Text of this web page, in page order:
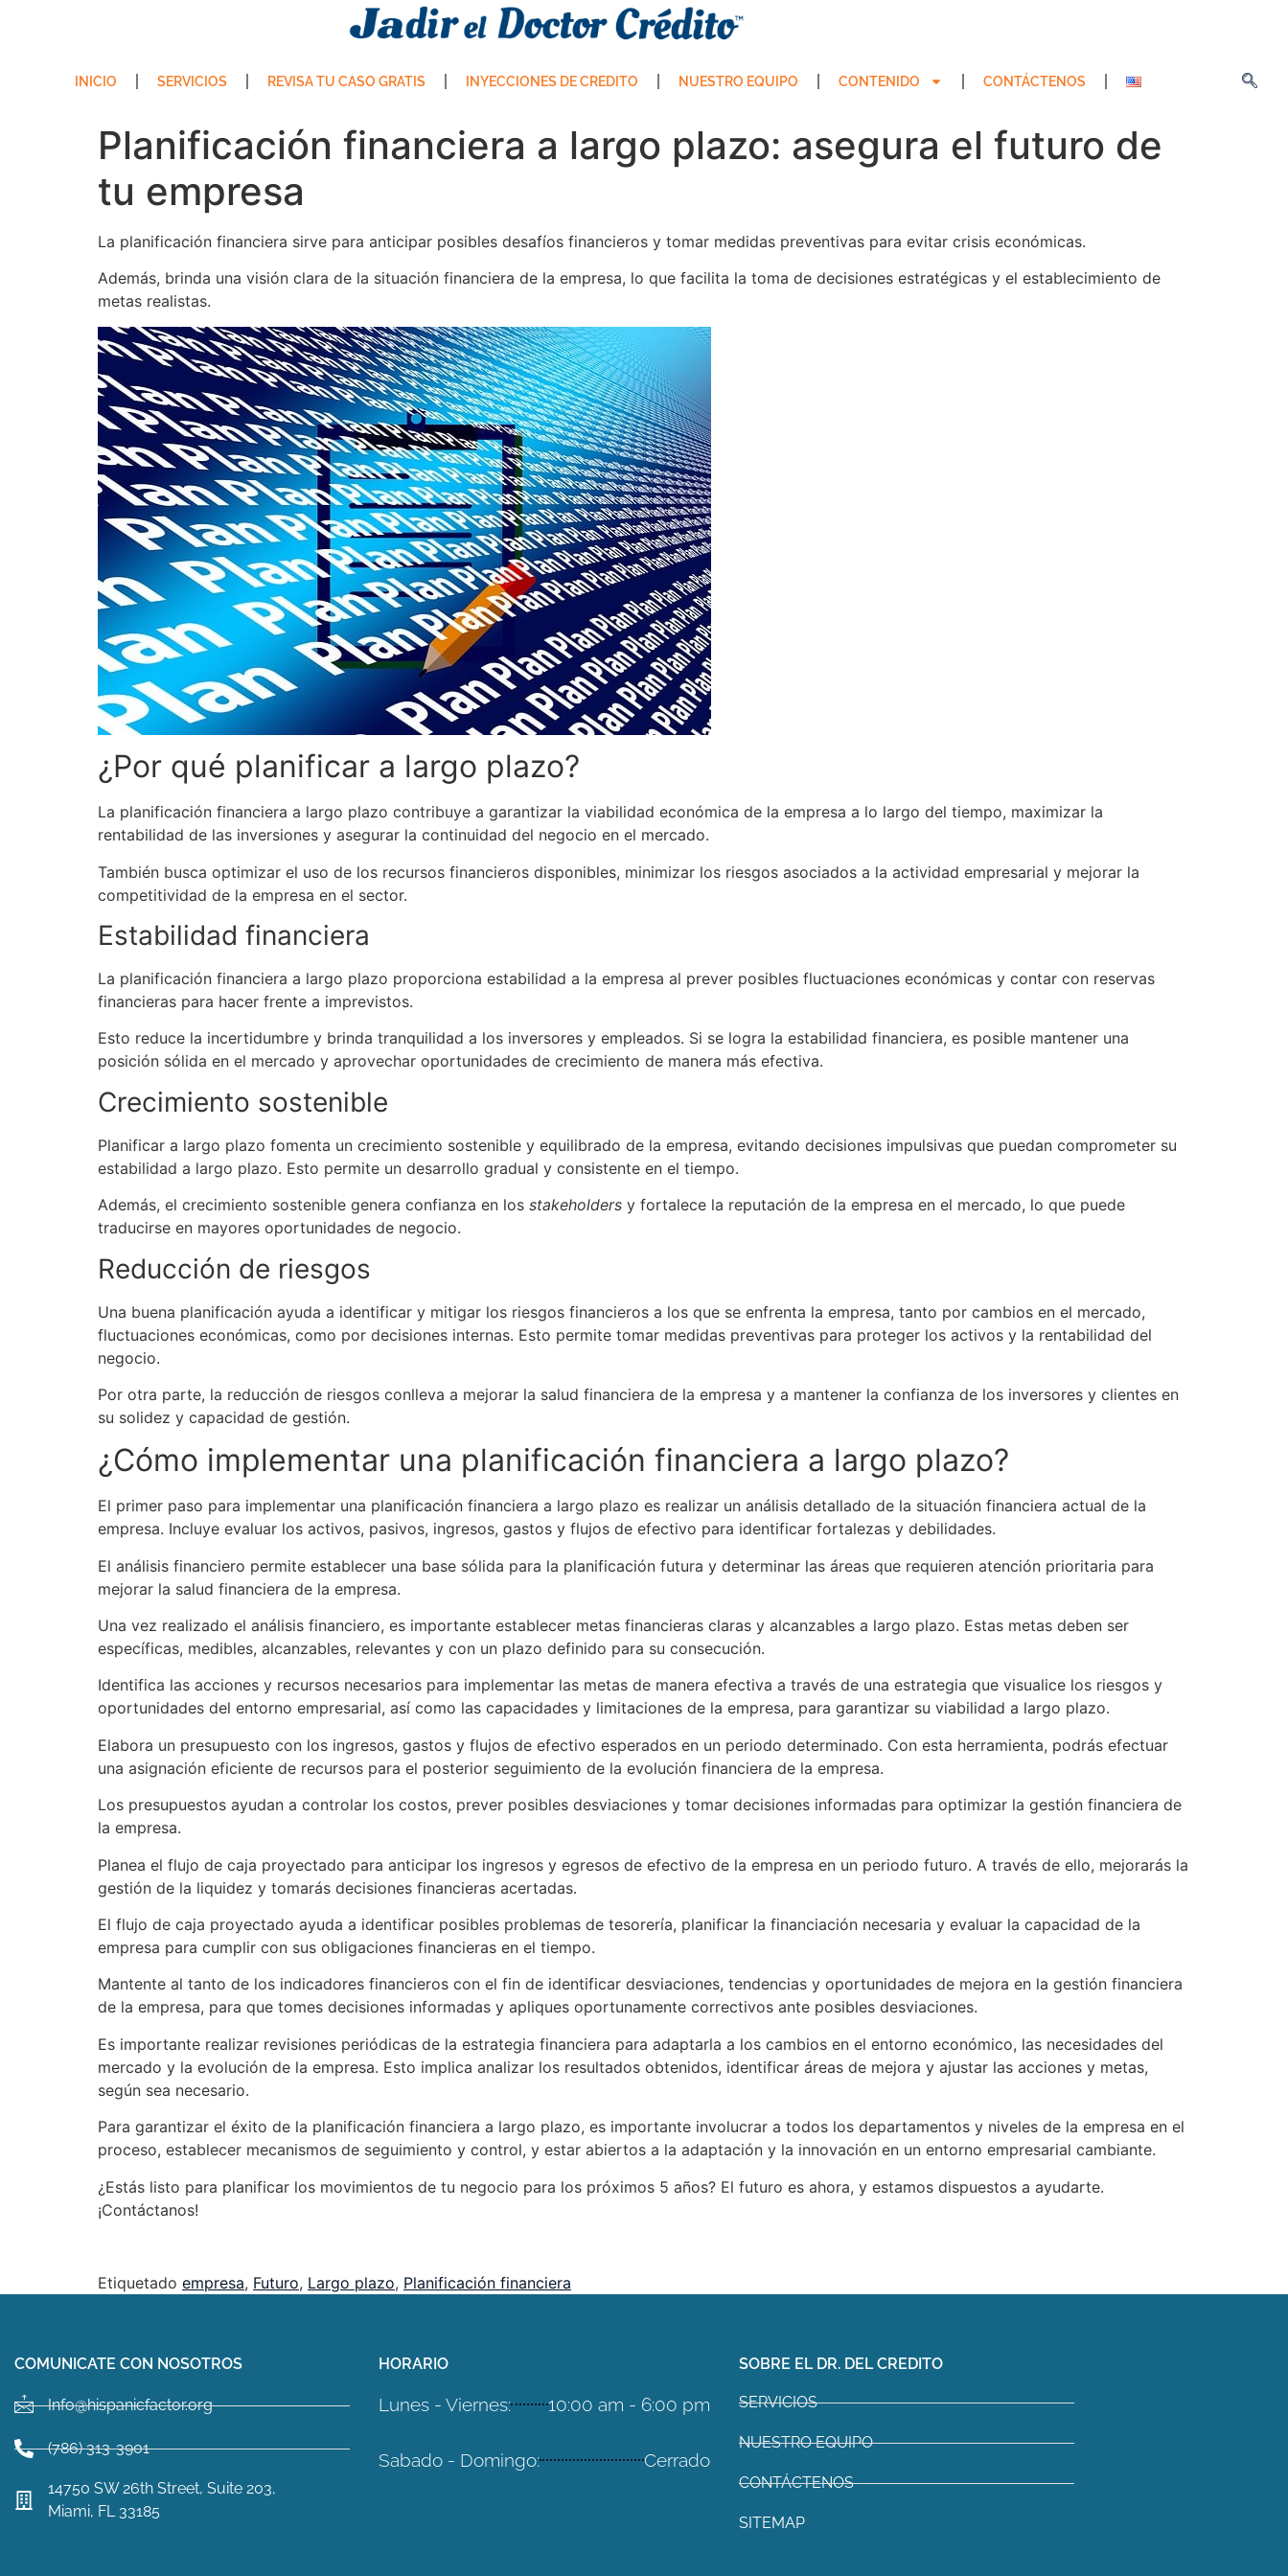
INICIO SERVICIOS REVISA TU CASO GRATIS INYECCIONES DE CREDITO NUESTRO EQUIPO CONTENIDO CONTÁCTENOS
Planificación financiera a largo plazo: asegura el futuro de
tu empresa
La planificación financiera sirve para anticipar posibles desafíos financieros y tomar medidas preventivas para evitar crisis económicas.
Además, brinda una visión clara de la situación financiera de la empresa, lo que facilita la toma de decisiones estratégicas y el establecimiento de
metas realistas.
¿Por qué planificar a largo plazo?
La planificación financiera a largo plazo contribuye a garantizar la viabilidad económica de la empresa a lo largo del tiempo, maximizar la
rentabilidad de las inversiones y asegurar la continuidad del negocio en el mercado.
También busca optimizar el uso de los recursos financieros disponibles, minimizar los riesgos asociados a la actividad empresarial y mejorar la
competitividad de la empresa en el sector.
Estabilidad financiera
La planificación financiera a largo plazo proporciona estabilidad a la empresa al prever posibles fluctuaciones económicas y contar con reservas
financieras para hacer frente a imprevistos.
Esto reduce la incertidumbre y brinda tranquilidad a los inversores y empleados. Si se logra la estabilidad financiera, es posible mantener una
posición sólida en el mercado y aprovechar oportunidades de crecimiento de manera más efectiva.
Crecimiento sostenible
Planificar a largo plazo fomenta un crecimiento sostenible y equilibrado de la empresa, evitando decisiones impulsivas que puedan comprometer su
estabilidad a largo plazo. Esto permite un desarrollo gradual y consistente en el tiempo.
Además, el crecimiento sostenible genera confianza en los stakeholders y fortalece la reputación de la empresa en el mercado, lo que puede
traducirse en mayores oportunidades de negocio.
Reducción de riesgos
Una buena planificación ayuda a identificar y mitigar los riesgos financieros a los que se enfrenta la empresa, tanto por cambios en el mercado,
fluctuaciones económicas, como por decisiones internas. Esto permite tomar medidas preventivas para proteger los activos y la rentabilidad del
negocio.
Por otra parte, la reducción de riesgos conlleva a mejorar la salud financiera de la empresa y a mantener la confianza de los inversores y clientes en
su solidez y capacidad de gestión.
¿Cómo implementar una planificación financiera a largo plazo?
El primer paso para implementar una planificación financiera a largo plazo es realizar un análisis detallado de la situación financiera actual de la
empresa. Incluye evaluar los activos, pasivos, ingresos, gastos y flujos de efectivo para identificar fortalezas y debilidades.
El análisis financiero permite establecer una base sólida para la planificación futura y determinar las áreas que requieren atención prioritaria para
mejorar la salud financiera de la empresa.
Una vez realizado el análisis financiero, es importante establecer metas financieras claras y alcanzables a largo plazo. Estas metas deben ser
específicas, medibles, alcanzables, relevantes y con un plazo definido para su consecución.
Identifica las acciones y recursos necesarios para implementar las metas de manera efectiva a través de una estrategia que visualice los riesgos y
oportunidades del entorno empresarial, así como las capacidades y limitaciones de la empresa, para garantizar su viabilidad a largo plazo.
Elabora un presupuesto con los ingresos, gastos y flujos de efectivo esperados en un periodo determinado. Con esta herramienta, podrás efectuar
una asignación eficiente de recursos para el posterior seguimiento de la evolución financiera de la empresa.
Los presupuestos ayudan a controlar los costos, prever posibles desviaciones y tomar decisiones informadas para optimizar la gestión financiera de
la empresa.
Planea el flujo de caja proyectado para anticipar los ingresos y egresos de efectivo de la empresa en un periodo futuro. A través de ello, mejorarás la
gestión de la liquidez y tomarás decisiones financieras acertadas.
El flujo de caja proyectado ayuda a identificar posibles problemas de tesorería, planificar la financiación necesaria y evaluar la capacidad de la
empresa para cumplir con sus obligaciones financieras en el tiempo.
Mantente al tanto de los indicadores financieros con el fin de identificar desviaciones, tendencias y oportunidades de mejora en la gestión financiera
de la empresa, para que tomes decisiones informadas y apliques oportunamente correctivos ante posibles desviaciones.
Es importante realizar revisiones periódicas de la estrategia financiera para adaptarla a los cambios en el entorno económico, las necesidades del
mercado y la evolución de la empresa. Esto implica analizar los resultados obtenidos, identificar áreas de mejora y ajustar las acciones y metas,
según sea necesario.
Para garantizar el éxito de la planificación financiera a largo plazo, es importante involucrar a todos los departamentos y niveles de la empresa en el
proceso, establecer mecanismos de seguimiento y control, y estar abiertos a la adaptación y la innovación en un entorno empresarial cambiante.
¿Estás listo para planificar los movimientos de tu negocio para los próximos 5 años? El futuro es ahora, y estamos dispuestos a ayudarte.
¡Contáctanos!
Etiquetado empresa, Futuro, Largo plazo, Planificación financiera
COMUNICATE CON NOSOTROS
Info@hispanicfactor.org
(786) 313-3901
14750 SW 26th Street, Suite 203,
Miami, FL 33185
HORARIO
Lunes - Viernes: 10:00 am - 6:00 pm
Sabado - Domingo: Cerrado
SOBRE EL DR. DEL CREDITO
SERVICIOS
NUESTRO EQUIPO
CONTÁCTENOS
SITEMAP